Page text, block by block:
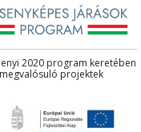
2020 program keretében
megvalósuló projektek